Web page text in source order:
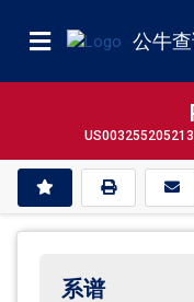
公牛
US003255205213 |
系谱